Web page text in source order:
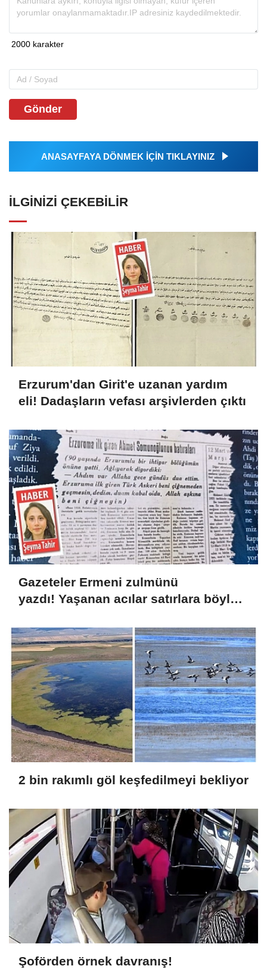
Gönder
ANASAYFAYA DÖNMEK İÇİN TIKLAYINIZ
İLGINIZI ÇEKEBILIR
Erzurum'dan Girit'e uzanan yardım
eli! Dadaşların vefası arşivlerden çıktı
Gazeteler Ermeni zulmünü
yazdı! Yaşanan acılar satırlara böyle
2 bin rakımlı göl keşfedilmeyi bekliyor
Şoförden örnek davranış!